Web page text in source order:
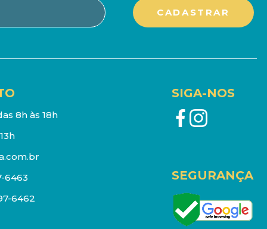
8h às 18h
6463
6462
SIGA-NOS
SEGURANÇA